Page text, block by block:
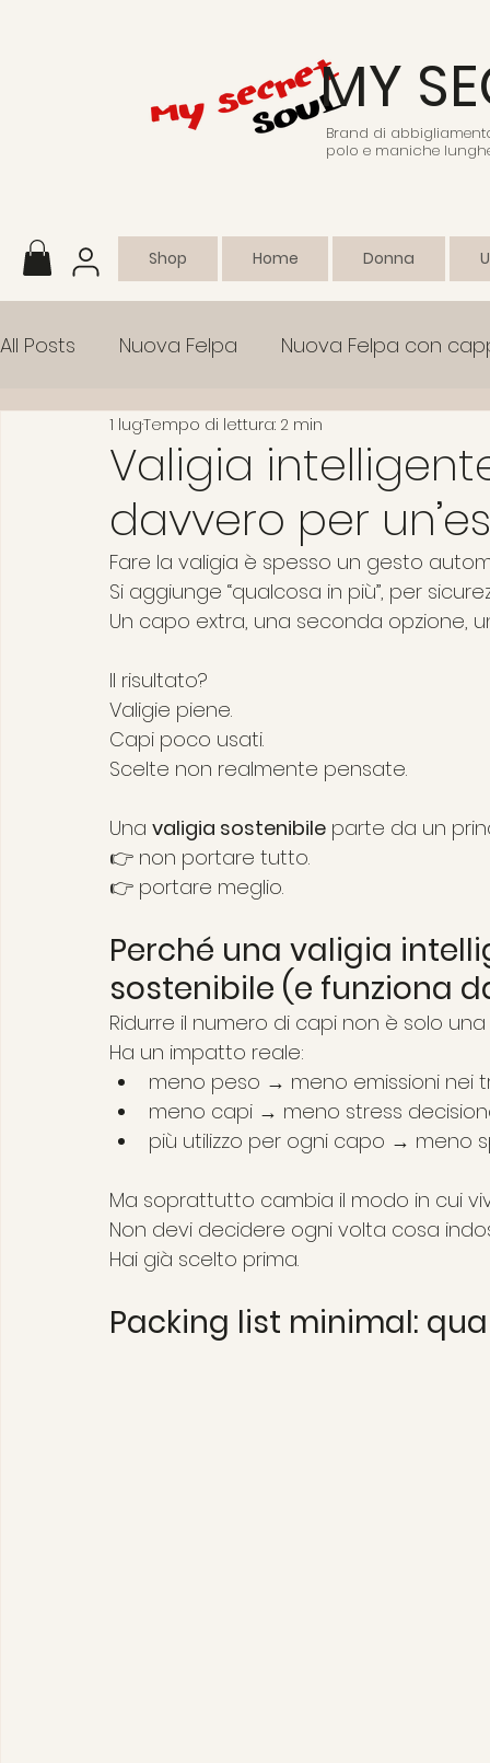
MY
Brand di
polo e maniche
Shop Home Donna
All Posts Nuova Felpa Nuova Felpa con
Abbigliamento sportivo Collezione
Valigia
davvero per
1 lugTempo di lettura: 2 min
Fare la valigia è spesso un gesto
Si aggiunge “qualcosa in più”, per
Un capo extra, una seconda opzione, un
Il risultato?
Valigie piene.
Capi poco usati.
Scelte non realmente pensate.
Una valigia sostenibile parte da un
👉 non portare tutto.
👉 portare meglio.
Perché una valigia
sostenibile (e funziona
Ridurre il numero di capi non è solo
Ha un impatto reale:
meno peso → meno emissioni nei
meno capi → meno stress
più utilizzo per ogni capo → meno
Ma soprattutto cambia il modo in cui
Non devi decidere ogni volta cosa
Hai già scelto prima.
Packing list minimal: